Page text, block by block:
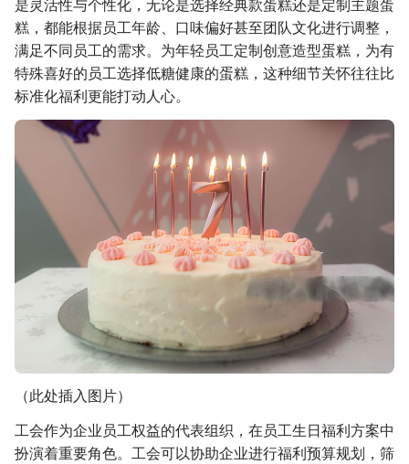
是灵活性与个性化，无论是选择经典款蛋糕还是定制主题蛋
糕，都能根据员工年龄、口味偏好甚至团队文化进行调整，
满足不同员工的需求。为年轻员工定制创意造型蛋糕，为有
特殊喜好的员工选择低糖健康的蛋糕，这种细节关怀往往比
标准化福利更能打动人心。
（此处插入图片）
工会作为企业员工权益的代表组织，在员工生日福利方案中
扮演着重要角色。工会可以协助企业进行福利预算规划，筛